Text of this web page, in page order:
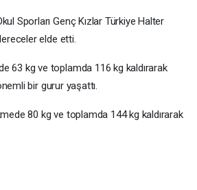
Sporları Genç Kızlar Türkiye Halter
elde etti.
63 kg ve toplamda 116 kg kaldırarak
bir gurur yaşattı.
80 kg ve toplamda 144 kg kaldırarak